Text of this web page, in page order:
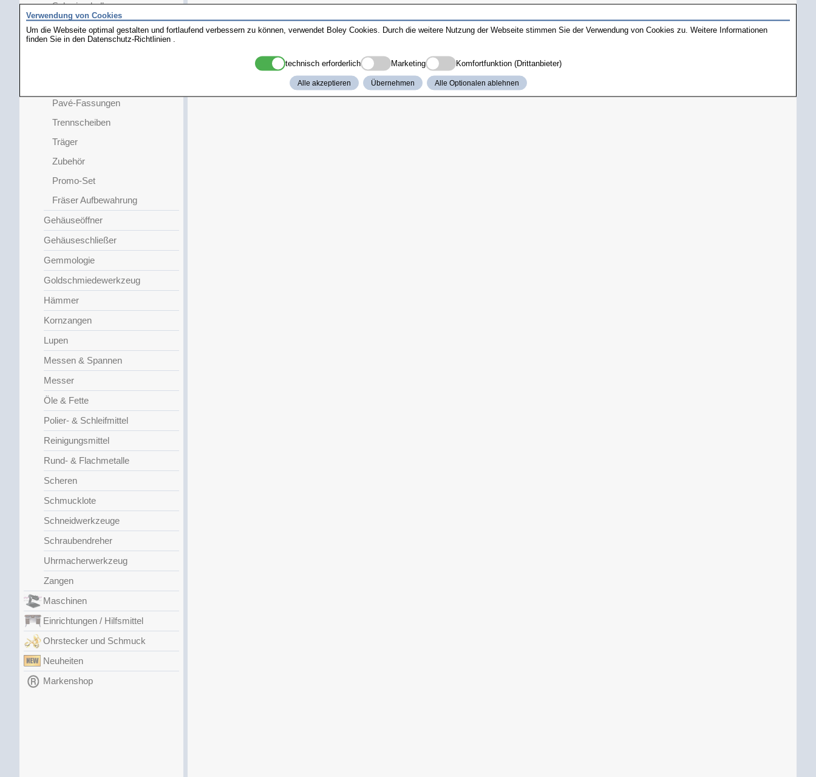
Schmirgelrollen
Niet-/Stauchräder
Stauchwalzen
Pavé-Fassungen
Trennscheiben
Träger
Zubehör
Promo-Set
Fräser Aufbewahrung
Gehäuseöffner
Gehäuseschließer
Gemmologie
Goldschmiedewerkzeug
Hämmer
Kornzangen
Lupen
Messen & Spannen
Messer
Öle & Fette
Polier- & Schleifmittel
Reinigungsmittel
Rund- & Flachmetalle
Scheren
Schmucklote
Schneidwerkzeuge
Schraubendreher
Uhrmacherwerkzeug
Zangen
Maschinen
Einrichtungen / Hilfsmittel
Ohrstecker und Schmuck
Neuheiten
Markenshop
Verwendung von Cookies
Um die Webseite optimal gestalten und fortlaufend verbessern zu können, verwendet Boley Cookies. Durch die weitere Nutzung der Webseite stimmen Sie der Verwendung von Cookies zu. Weitere Informationen
finden Sie in den Datenschutz-Richtlinien
technisch erforderlich Marketing Komfortfunktion (Drittanbieter)
Alle akzeptieren Übernehmen Alle Optionalen ablehnen